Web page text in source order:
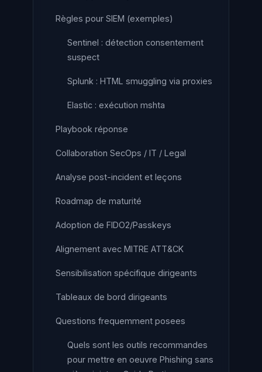
Règles pour SIEM (exemples)
Sentinel : détection consentement
suspect
Splunk : HTML smuggling via proxies
Elastic : exécution mshta
Playbook réponse
Collaboration SecOps / IT / Legal
Analyse post-incident et leçons
Roadmap de maturité
Adoption de FIDO2/Passkeys
Alignement avec MITRE ATT&CK
Sensibilisation spécifique dirigeants
Tableaux de bord dirigeants
Questions frequemment posees
Quels sont les outils recommandes
pour mettre en oeuvre Phishing sans